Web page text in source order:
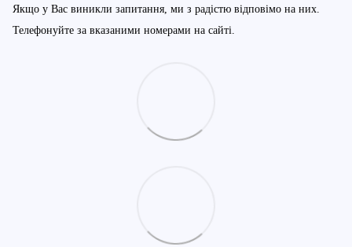
Якщо у Вас виникли запитання, ми з радістю відповімо на них.
Телефонуйте за вказаними номерами на сайті.